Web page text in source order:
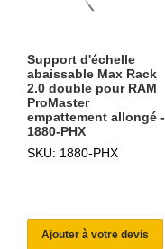
Support d'échelle
abaissable Max Rack
2.0 double pour RAM
ProMaster
empattement allongé -
1880-PHX
SKU: 1880-PHX
Ajouter à votre devis